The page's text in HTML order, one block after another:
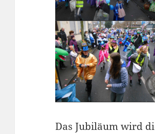
Das Jubiläum wird